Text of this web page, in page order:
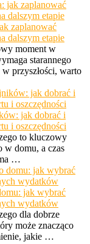
zaplanować
dalszym etapie
moment w
starannego
przyszłości, warto
jak dobrać i
i oszczędności
to kluczowy
w domu, a czas
…
jak wybrać
wydatków
dla dobrze
może znacząco
jakie …